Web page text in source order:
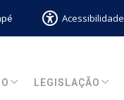
Acessibilidade
LEGISLAÇÃO